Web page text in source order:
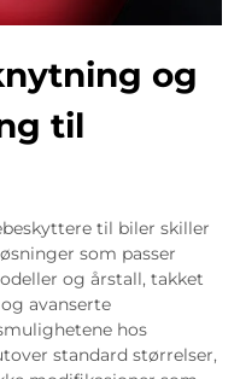
og
til
til biler skiller
som passer
og årstall, takket
avanserte
hos
standard størrelser,